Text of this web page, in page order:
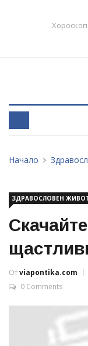
Хороскоп
Начало
ЗДРАВОСЛОВЕН
Отviapontika.com
0 Comments